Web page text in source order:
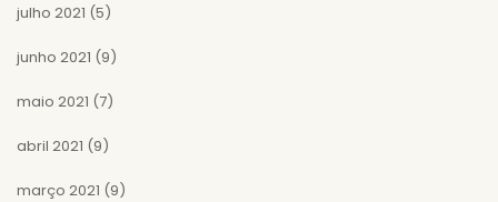
julho 2021 (5)
junho 2021 (9)
maio 2021 (7)
abril 2021 (9)
março 2021 (9)